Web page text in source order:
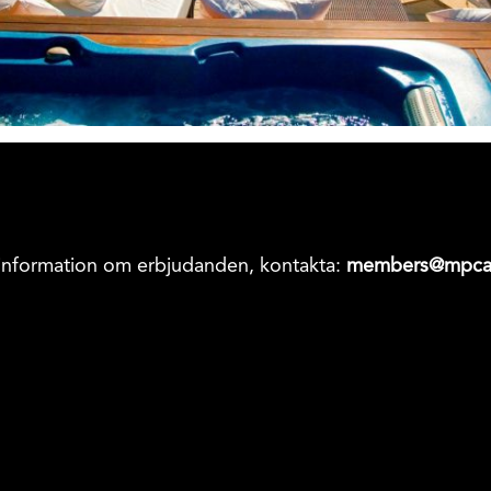
om erbjudanden, kontakta: